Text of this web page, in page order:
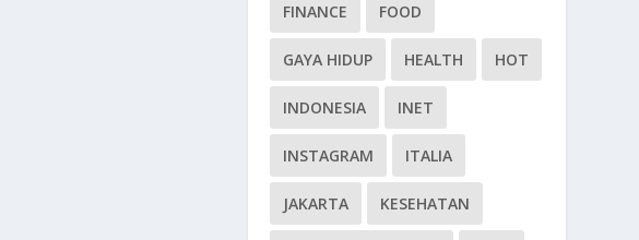
FINANCE FOOD
GAYA HIDUP HEALTH HOT
INDONESIA INET
INSTAGRAM ITALIA
JAKARTA KESEHATAN